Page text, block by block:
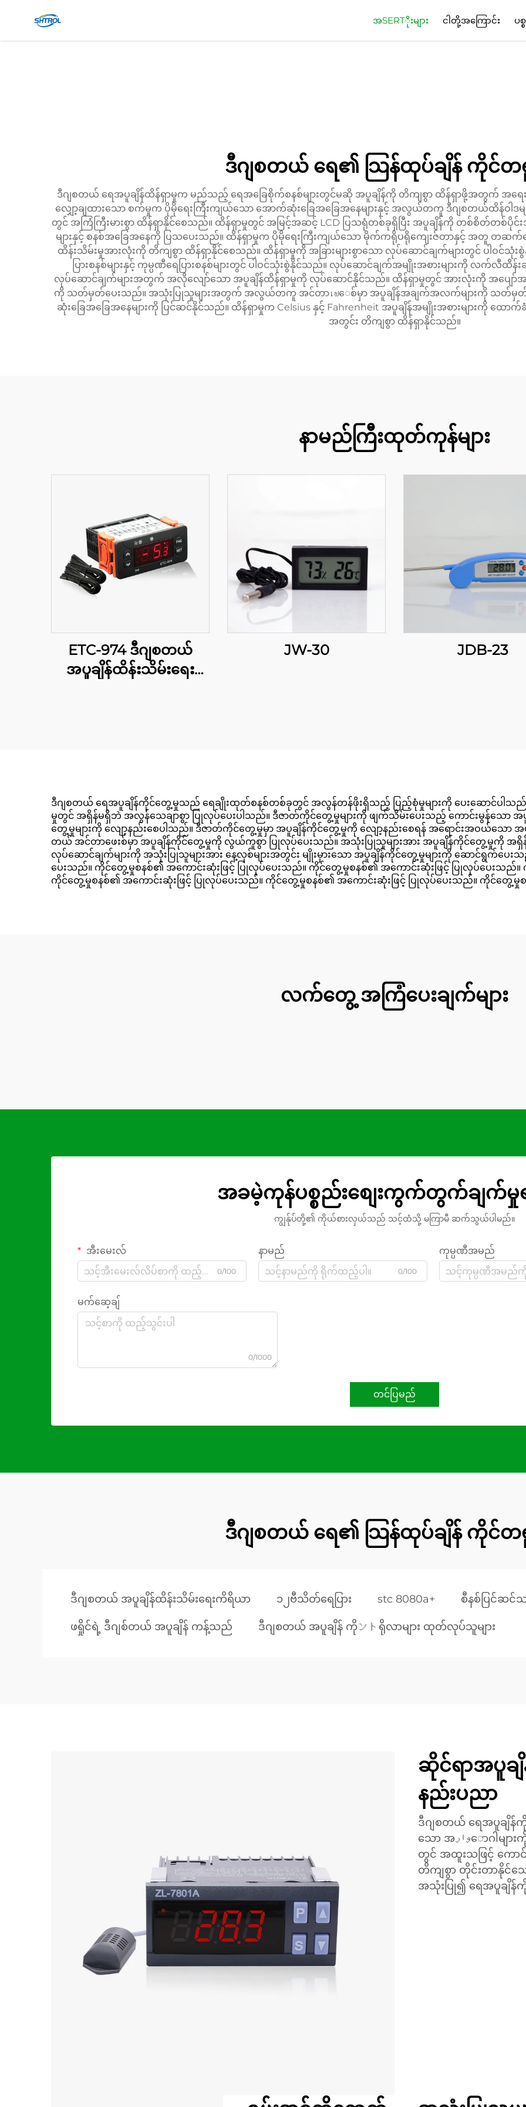
အSERTိုးများ ငါတို့အကြောင်း ပစ္
ဒီဂျစတယ် ရေ၏ သြန်ထုပ်ချိန် ကိုင်
ဒီဂျစတယ် ရေအပူချိန်ထိန်ရှာမှုက မည်သည့် ရေအခြေစိုက်စနစ်များတွင်မဆို အပူချိန်ကို တိကျစွာ ထိန်ရှာဖို့အတွက် အရေ
လျှော့ချထားသော စက်မှုက ပိုမိုရေးကြီးကျယ်သော အောက်ဆုံးခြေအခြေအနေများနှင့် အလွယ်တကူ ဒီဂျစတယ်ထိန်ဝါဒ
တွင် အကြံကြီးမားစွာ ထိန်ရှာနိုင်စေသည်။ ထိန်ရှာမှုတွင် အမြင့်အဆင့် LCD ပြသရုံတစ်ခုရှိပြီး အပူချိန်ကို တစ်စိတ်တစ်
များနှင့် စနစ်အခြေအနေကို ပြသပေးသည်။ ထိန်ရှာမှုက ပိုမိုရေးကြီးကျယ်သော မိုက်ကရိုပရိုကျေးဇ်တာနှင့် အတူ တဆက်တွ
ထိန်းသိမ်းမှုအားလုံးကို တိကျစွာ ထိန်ရှာနိုင်စေသည်။ ထိန်ရှာမှုကို အခြားများစွာသော လုပ်ဆောင်ချက်များတွင် ပါဝင်သုံးစွဲနိုင်ပ
ပြားစနစ်များနှင့် ကုမ္ပဏီရေပြားစနစ်များတွင် ပါဝင်သုံးစွဲနိုင်သည်။ လုပ်ဆောင်ချက်အမျိုးအစားများကို လက်လီ
လုပ်ဆောင်ချက်များအတွက် အလိုလျော်သော အပူချိန်ထိန်ရှာမှုကို လုပ်ဆောင်နိုင်သည်။ ထိန်ရှာမှုတွင် အားလုံးကို အပျော်အပ
ကို သတ်မှတ်ပေးသည်။ အသုံးပြုသူများအတွက် အလွယ်တကူ အင်တာเฟေစ်မှာ အပူချိန်အချက်အလက်များကို သတ်မှတ်ပြီး ခြ
ဆုံးခြေအခြေအနေများကို ပြင်ဆင်နိုင်သည်။ ထိန်ရှာမှုက Celsius နှင့် Fahrenheit အပူချိန်အမျိုးအစားများကို ထော
အတွင်း တိကျစွာ ထိန်ရှာနိုင်သည်။
နာမည်ကြီးထုတ်ကုန်များ
ETC-974 ဒီဂျစတယ်
အပူချိန်ထိန်းသိမ်းရေး
JW-30 JDB-23
ဒီဂျစတယ် ရေအပူချိန်ကိုင်တွေ့မှုသည် ရေချိုးထုတ်စနစ်တစ်ခုတွင် အလွန်တန်ဖိုးရှိသည့် ပြည့်စုံမှုများကို ပေးဆောင်ပါသ
မှုတွင် အရှိန်မရှိဘဲ အလွန်သေချာစွာ ပြုလုပ်ပေးပါသည်။ ဒီဇာတ်ကိုင်တွေ့မှုများကို ဖျက်သိမ်းပေးသည့် ကောင်းမွန်သော
တွေ့မှုများကို လျော့နည်းစေပါသည်။ ဒီဇာတ်ကိုင်တွေ့မှုမှာ အပူချိန်ကိုင်တွေ့မှုကို လျော့နည်းစေရန် အရောင်းအဝယ်သော အပူ
တယ် အင်တာဖေးစ်မှာ အပူချိန်ကိုင်တွေ့မှုကို လွယ်ကူစွာ ပြုလုပ်ပေးသည်။ အသုံးပြုသူများအား အပူချိန်ကိုင်တွေ့မှုကို အရှိ
လုပ်ဆောင်ချက်များကို အသုံးပြုသူများအား နေ့လှစ်များအတွင်း မျိုးမှားသော အပူချိန်ကိုင်တွေ့မှုများကို ဆောင်ရွက်ပ
ပေးသည်။ ကိုင်တွေ့မှုစနစ်၏ အကောင်းဆုံးဖြင့် ပြုလုပ်ပေးသည်။ ကိုင်တွေ့မှုစနစ်၏ အကောင်းဆုံးဖြင့် ပြုလုပ်ပေးသည်
ကိုင်တွေ့မှုစနစ်၏ အကောင်းဆုံးဖြင့် ပြုလုပ်ပေးသည်။ ကိုင်တွေ့မှုစနစ်၏ အကောင်းဆုံးဖြင့် ပြုလုပ်ပေးသည်။ ကိုင်တွေ့မှု
လက်တွေ့ အကြံပေးချက်များ
အခမဲ့ကုန်ပစ္စည်းစျေးကွက်တွက်ချက်မှု
ကျွန်ုပ်တို့၏ ကိုယ်စားလှယ်သည် သင့်ထံသို့ မကြာမီ ဆက်သွယ်ပါမည်။
အီးမေးလ်
0/100
နာမည်
0/100
ကုမ္ပဏီအမည်
မက်ဆေ့ချ်
0/1000
တင်ပြမည်
ဒီဂျစတယ် ရေ၏ သြန်ထုပ်ချိန် ကိုင်
ဒီဂျစတယ် အပူချိန်ထိန်းသိမ်းရေးကိရိယာ ၁၂ဗီသိတ်ရေပြား stc 8080a+ စီနစ်ပြင်ဆင်
ဖရှိုင်ရဲ့ ဒီဂျစ်တယ် အပူချိန် ကန့်သည် ဒီဂျစတယ် အပူချိန် ကိုントရိုလာများ ထုတ်လုပ်သူများ
ဆိုင်ရာအပူခ
နည်းပညာ
ဒီဂျစတယ် ရေအပူချိန်
သော အوارောဂါများကို အသုံးပြု၍ အပူချိန်ကို တိကျစွာ ထိန်းသိမ်းရန်
တွင် အထူးသဖြင့် ကောင်
တိကျစွာ တိုင်းတာနိုင်သ
အသုံးပြု၍ ရေအပူချိန်